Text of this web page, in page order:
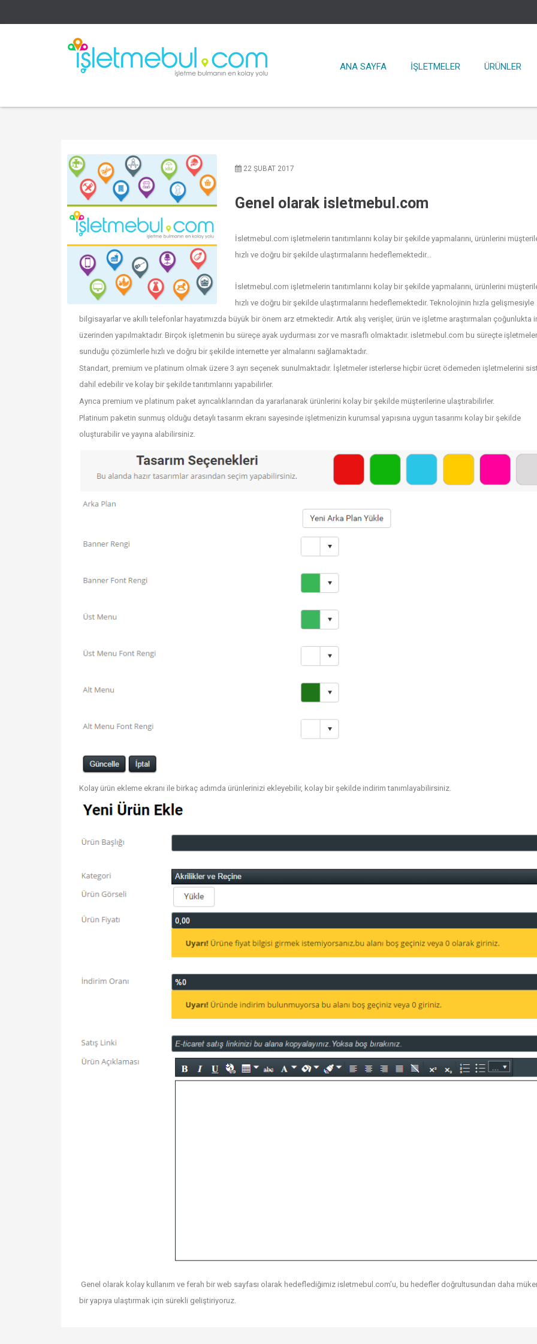
ANA SAYFA İŞLETMELER ÜRÜNLER
22 ŞUBAT 2017
Genel olarak isletmebul.com
İsletmebul.com işletmelerin tanıtımlarını kolay bir şekilde yapmalarını, ürünlerini
hızlı ve doğru bir şekilde ulaştırmalarını hedeflemektedir...
İsletmebul.com işletmelerin tanıtımlarını kolay bir şekilde yapmalarını, ürünlerini
hızlı ve doğru bir şekilde ulaştırmalarını hedeflemektedir. Teknolojinin hızla gelişmesiyle
bilgisayarlar ve akıllı telefonlar hayatımızda büyük bir önem arz etmektedir. Artık alış verişler, ürün ve işletme araştırmaları çoğunlukta
üzerinden yapılmaktadır. Birçok işletmenin bu süreçe ayak uydurması zor ve masraflı olmaktadır. isletmebul.com bu süreçte
sunduğu çözümlerle hızlı ve doğru bir şekilde internette yer almalarını sağlamaktadır.
Standart, premium ve platinum olmak üzere 3 ayrı seçenek sunulmaktadır. İşletmeler isterlerse hiçbir ücret ödemeden işletmelerini
dahil edebilir ve kolay bir şekilde tanıtımlarını yapabilirler.
Ayrıca premium ve platinum paket ayrıcalıklarından da yararlanarak ürünlerini kolay bir şekilde müşterilerine ulaştırabilirler.
Platinum paketin sunmuş olduğu detaylı tasarım ekranı sayesinde işletmenizin kurumsal yapısına uygun tasarımı kolay bir şekilde
oluşturabilir ve yayına alabilirsiniz.
Kolay ürün ekleme ekranı ile birkaç adımda ürünlerinizi ekleyebilir, kolay bir şekilde indirim tanımlayabilirsiniz.
Genel olarak kolay kullanım ve ferah bir web sayfası olarak hedeflediğimiz isletmebul.com’u, bu hedefler doğrultusundan daha
bir yapıya ulaştırmak için sürekli geliştiriyoruz.